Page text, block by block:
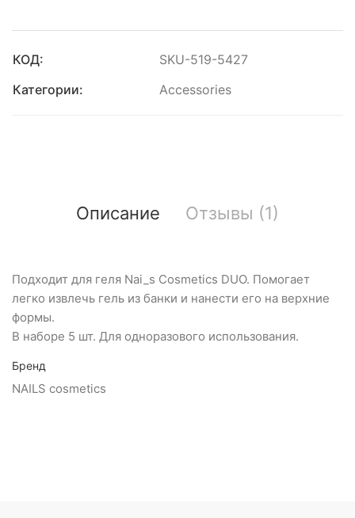
КОД:
SKU-519-5427
Категории:
Accessories
Описание Отзывы (1)
Подходит для геля Nai_s Cosmetics DUO. Помогает
легко извлечь гель из банки и нанести его на верхние
формы.
В наборе 5 шт. Для одноразового использования.
Бренд
NAILS cosmetics